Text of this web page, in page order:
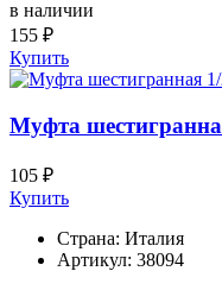
в наличии
155 ₽
Купить
Муфта
105 ₽
Купить
Страна: Италия
Артикул: 38094